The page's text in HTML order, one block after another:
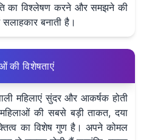
का विश्लेषण करने और समझने की
सलाहकार बनाती है।
की विशेषताएं
महिलाएं सुंदर और आकर्षक होती
की सबसे बड़ी ताकत, दया
का विशेष गुण है। अपने कोमल